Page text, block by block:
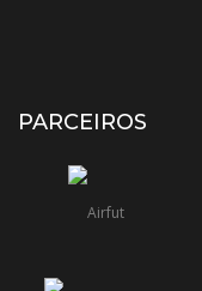
PARCEIROS